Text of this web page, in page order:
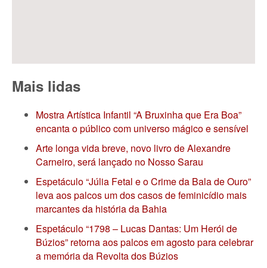
Mais lidas
Mostra Artística Infantil “A Bruxinha que Era Boa”
encanta o público com universo mágico e sensível
Arte longa vida breve, novo livro de Alexandre
Carneiro, será lançado no Nosso Sarau
Espetáculo “Júlia Fetal e o Crime da Bala de Ouro”
leva aos palcos um dos casos de feminicídio mais
marcantes da história da Bahia
Espetáculo “1798 – Lucas Dantas: Um Herói de
Búzios” retorna aos palcos em agosto para celebrar
a memória da Revolta dos Búzios